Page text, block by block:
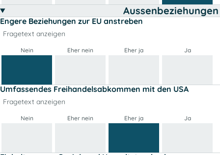
Aussenbeziehungen
Engere Beziehungen zur EU anstreben
Fragetext anzeigen
Nein Eher nein Eher ja Ja
Umfassendes Freihandelsabkommen mit den USA
Fragetext anzeigen
Nein Eher nein Eher ja Ja